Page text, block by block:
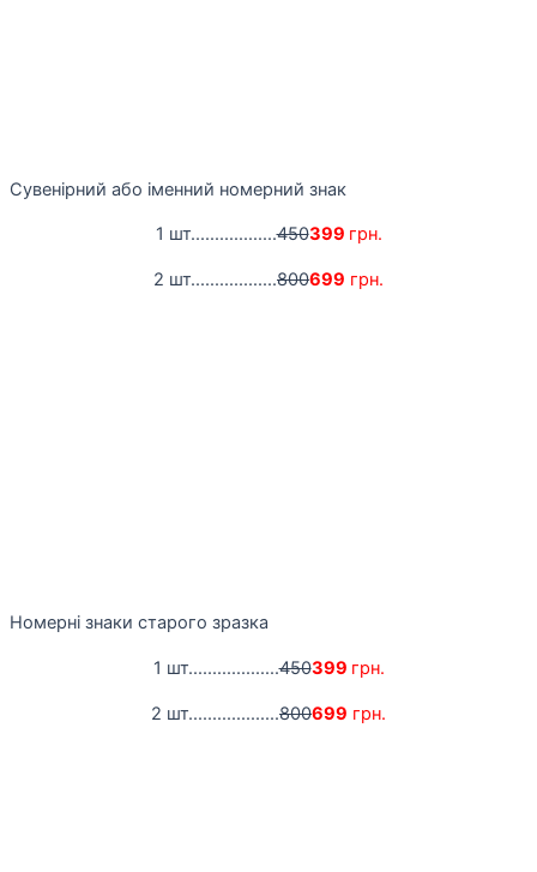
Сувенірний або іменний номерний знак
1 шт..................450399 грн.
2 шт..................800699 грн.
Номерні знаки старого зразка
1 шт...................450399 грн.
2 шт...................800699 грн.